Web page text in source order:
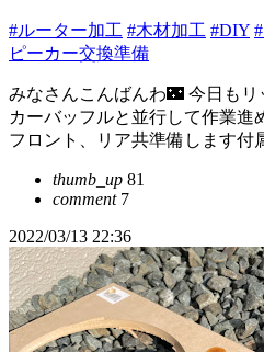
#ルーター加工 #木材加工 #DIY
ピーカー交換準備
みなさんこんばんわ🌃 今日も
カーバッフルと並行して作業進
フロント、リア共準備します付
thumb_up 81
comment7
2022/03/13 22:36